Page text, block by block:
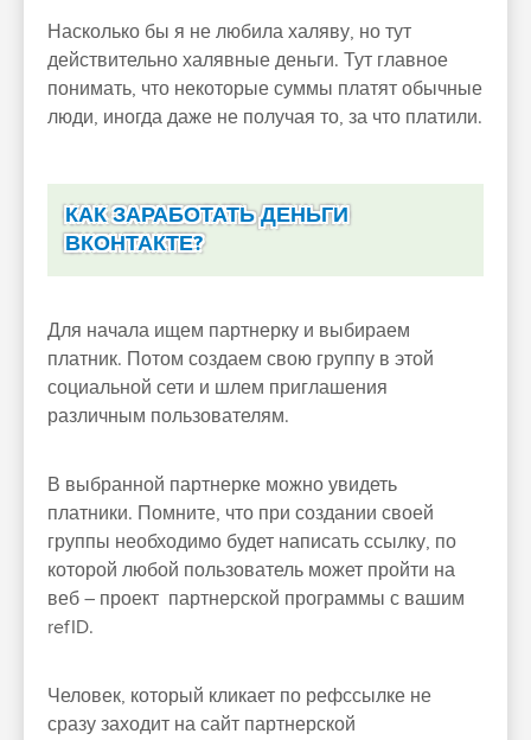
Насколько бы я не любила халяву, но тут
действительно халявные деньги. Тут главное
понимать, что некоторые суммы платят обычные
люди, иногда даже не получая то, за что платили.
КАК ЗАРАБОТАТЬ ДЕНЬГИ
ВКОНТАКТЕ?
Для начала ищем партнерку и выбираем
платник. Потом создаем свою группу в этой
социальной сети и шлем приглашения
различным пользователям.
В выбранной партнерке можно увидеть
платники. Помните, что при создании своей
группы необходимо будет написать ссылку, по
которой любой пользователь может пройти на
веб – проект партнерской программы с вашим
refID.
Человек, который кликает по рефссылке не
сразу заходит на сайт партнерской